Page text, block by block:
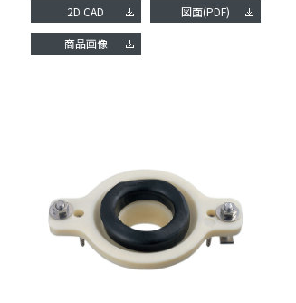
2D CAD 図面(PDF)
商品画像